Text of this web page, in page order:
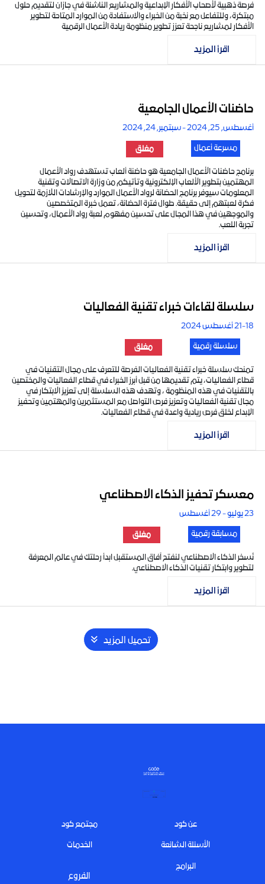
فرصة ذهبية لأصحاب الأفكار الإبداعية والمشاريع الناشئة في جازان لتقديم حلول
مبتكرة، وللتفاعل مع نخبة من الخبراء والاستفادة من الموارد المتاحة لتطوير
الأفكار لمشاريع ناجحة تعزز تطوير منظومة ريادة الأعمال الرقمية
اقرأ المزيد
حاضنات الأعمال الجامعية
أغسطس, 25, 2024 - سبتمبر, 24, 2024
مسرعة أعمال مغلق
برنامج حاضنات الأعمال الجامعية هو حاضنة ألعاب تستهدف رواد الأعمال
المهتمين بتطوير الألعاب الإلكترونية وتأتيكم من وزارة الاتصالات وتقنية
المعلومات سيوفر برنامج الحضانة لرواد الأعمال الموارد والإرشادات اللازمة لتحويل
فكرة لعبتهم إلى حقيقة. طوال فترة الحضانة، تعمل خبرة المتخصصين
والموجهين في هذا المجال على تحسين مفهوم لعبة رواد الأعمال، وتحسين
تجربة اللعب.
اقرأ المزيد
سلسلة لقاءات خبراء تقنية الفعاليات
21-18 أغسطس 2024
سلسلة رقمية مغلق
تمنحك سلسلة خبراء تقنية الفعاليات الفرصة للتعرف على مجال التقنيات في
قطاع الفعاليات، يتم تقديمها من قبل أبرز الخبراء في قطاع الفعاليات والمختصين
بالتقنيات في هذه المنظومة ، وتهدف هذه السلسلة إلى تعزيز الابتكار في
مجال تقنية الفعاليات وتعزيز فرص التواصل مع المستثمرين والمهتمين وتحفيز
الإبداع لخلق فرص ريادية واعدة في قطاع الفعاليات.
اقرأ المزيد
معسكر تحفيز الذكاء الاصطناعي
23 يوليو - 29 أغسطس
مسابقة رقمية مغلق
نُسخر الذكاء الاصطناعي لنفتح آفاق المستقبل ابدأ رحلتك في عالم المعرفة
لتطوير وابتكار تقنيات الذكاء الاصطناعي.
اقرأ المزيد
تحميل المزيد
Footerعن كود
الخدمات
البرامج
الفروع
مجتمع كود
الأسئلة الشائعة